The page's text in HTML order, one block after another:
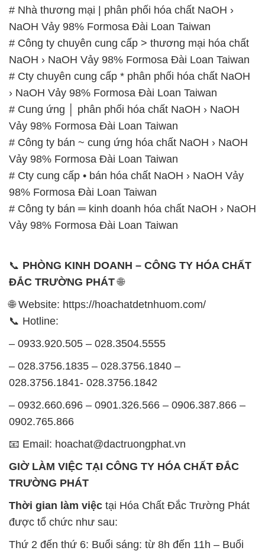
# Nhà thương mại | phân phối hóa chất NaOH ›
NaOH Vảy 98% Formosa Đài Loan Taiwan
# Công ty chuyên cung cấp > thương mại hóa chất
NaOH › NaOH Vảy 98% Formosa Đài Loan Taiwan
# Cty chuyên cung cấp * phân phối hóa chất NaOH
› NaOH Vảy 98% Formosa Đài Loan Taiwan
# Cung ứng │ phân phối hóa chất NaOH › NaOH
Vảy 98% Formosa Đài Loan Taiwan
# Công ty bán ~ cung ứng hóa chất NaOH › NaOH
Vảy 98% Formosa Đài Loan Taiwan
# Cty cung cấp • bán hóa chất NaOH › NaOH Vảy
98% Formosa Đài Loan Taiwan
# Công ty bán ═ kinh doanh hóa chất NaOH › NaOH
Vảy 98% Formosa Đài Loan Taiwan
📞 PHÒNG KINH DOANH – CÔNG TY HÓA CHẤT
ĐẮC TRƯỜNG PHÁT🌐
🌐 Website: https://hoachatdetnhuom.com/
📞 Hotline:
– 0933.920.505 – 028.3504.5555
– 028.3756.1835 – 028.3756.1840 –
028.3756.1841- 028.3756.1842
– 0932.660.696 – 0901.326.566 – 0906.387.866 –
0902.765.866
📧 Email: hoachat@dactruongphat.vn
GIỜ LÀM VIỆC TẠI CÔNG TY HÓA CHẤT ĐẮC
TRƯỜNG PHÁT
Thời gian làm việc tại Hóa Chất Đắc Trường Phát
được tổ chức như sau:
Thứ 2 đến thứ 6: Buổi sáng: từ 8h đến 11h – Buổi